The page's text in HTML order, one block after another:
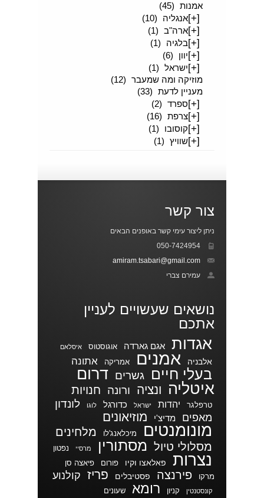
אמנות (45)
[+]אנגליה (10)
[+]ארה"ב (1)
[+]בלגיה (1)
[+]יוון (6)
[+]ישראל (1)
מוזיקה ומה שמעבר (12)
מעניין לדעת (33)
[+]ספרד (2)
[+]צרפת (16)
[+]קוסובו (1)
[+]שוויץ (1)
צור קשר
ניתן ליצור עימי קשר באופנים הבאים
050-7424954
amiram.tsabari@gmail.com
עמירם צברי
נושאים שעשויים לעניין
אתכם
אגדות אגם גארדה אוגוסטוס איסלאם
אלבניה אמנים אמריקה אתונה
בעלי חיים גשרים דרום
איטליה
ונציה ורונה חנויות
טרפלגר יהדות ישראל כדורגל לוגו לונדון
מאפים מדיצ'י מוזיאונים
מונומנטים מיכלאנג'לו
מלחינים
מסלולי טיול מסתורין מרסיי נפטון
נצרות פאלאצו וקיו פורום
פיאצה סן
מרקו
פירנצה פסטיבלים פריז קולנוע
קונסטנטין קניון רומא שעונים